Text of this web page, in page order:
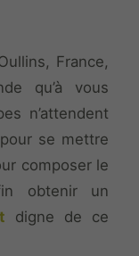
France,
qu’à vous
n’attendent
se mettre
composer le
obtenir un
digne de ce